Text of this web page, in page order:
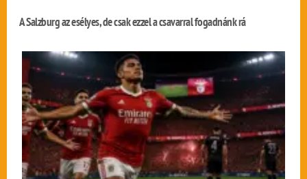
A Salzburg az esélyes, de csak ezzel a csavarral fogadnánk rá